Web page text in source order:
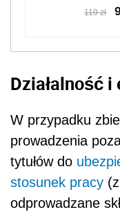
119 zł
Działalność i
W przypadku
prowadzenia
tytułów do
stosunek pracy
odprowadzane